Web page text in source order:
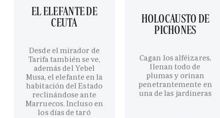
EL ELEFANTE DE
CEUTA
Desde el mirador de
Tarifa también se ve,
además del Yebel
Musa, el elefante en la
habitación del Estado
reclinándose ante
Marruecos. Incluso en
los días de taró
HOLOCAUSTO DE
PICHONES
Cagan los alféizares,
llenan todo de
plumas y orinan
penetrantemente en
una de las jardineras